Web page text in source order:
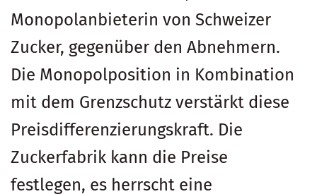
Monopolanbieterin von Schweizer
Zucker, gegenüber den Abnehmern.
Die Monopolposition in Kombination
mit dem Grenzschutz verstärkt diese
Preisdifferenzierungskraft. Die
Zuckerfabrik kann die Preise
festlegen, es herrscht eine